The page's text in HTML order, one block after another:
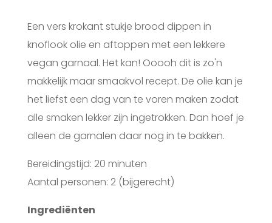
Een vers krokant stukje brood dippen in
knoflook olie en aftoppen met een lekkere
vegan garnaal. Het kan! Ooooh dit is zo'n
makkelijk maar smaakvol recept. De olie kan je
het liefst een dag van te voren maken zodat
alle smaken lekker zijn ingetrokken. Dan hoef je
alleen de garnalen daar nog in te bakken.
Bereidingstijd: 20 minuten
Aantal personen: 2 (bijgerecht)
Ingrediënten